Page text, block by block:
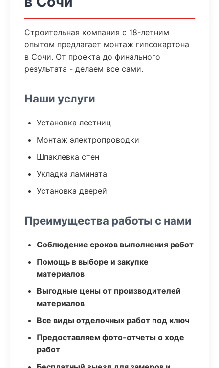
Строительная компания с 18-летним
опытом предлагает монтаж гипсокартона
в Сочи. От проекта до финального
результата - делаем все сами.
Наши услуги
Установка лестниц
Монтаж электропроводки
Шпаклевка стен
Укладка ламината
Установка дверей
Преимущества работы с нами
Соблюдение сроков выполнения работ
Помощь в выборе и закупке
материалов
Выгодные цены от производителей
материалов
Все виды отделочных работ под ключ
Предоставляем фото-отчеты о ходе
работ